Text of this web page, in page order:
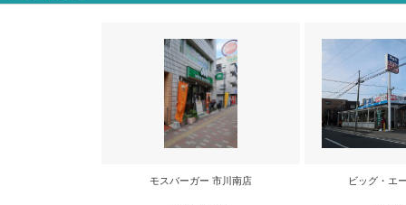
モスバーガー 市川南店 ビッグ・エ